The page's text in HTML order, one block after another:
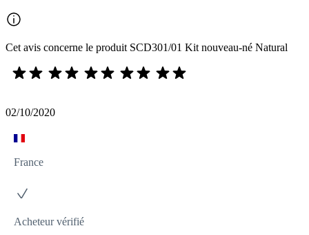
Cet avis concerne le produit SCD301/01 Kit nouveau-né Natural
02/10/2020
France
Acheteur vérifié